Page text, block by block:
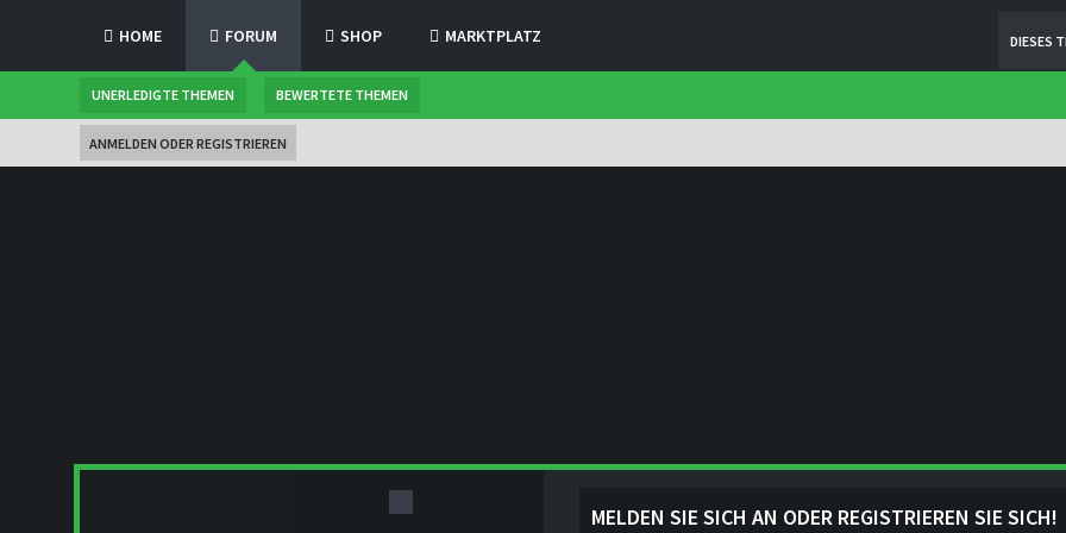
HOME FORUM
UNERLEDIGTE THEMEN BEWERTETE THEMEN
SHOP MARKTPLATZ DIESES
ANMELDEN ODER REGISTRIEREN
MELDEN SIE SICH AN ODER REGISTRIEREN SIE SICH!